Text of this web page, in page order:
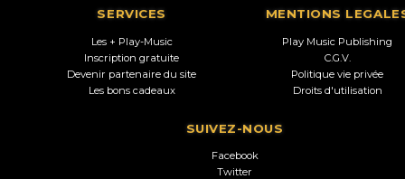
SERVICES
Les + Play-Music
Inscription gratuite
Devenir partenaire du site
Les bons cadeaux
MENTIONS
Play Music Publishing
C.G.V.
Politique vie privée
Droits d'utilisation
SUIVEZ-NOUS
Facebook
Twitter